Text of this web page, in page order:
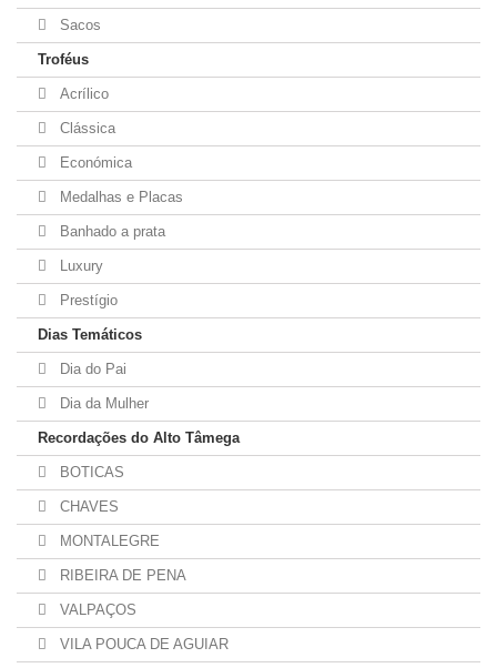
Sacos
Troféus
Acrílico
Clássica
Económica
Medalhas e Placas
Banhado a prata
Luxury
Prestígio
Dias Temáticos
Dia do Pai
Dia da Mulher
Recordações do Alto Tâmega
BOTICAS
CHAVES
MONTALEGRE
RIBEIRA DE PENA
VALPAÇOS
VILA POUCA DE AGUIAR